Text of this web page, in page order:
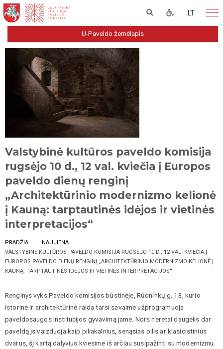
LT
U-Paveldo žemėlapis
Valstybinė kultūros paveldo komisija
rugsėjo 10 d., 12 val. kviečia į Europos
paveldo dienų renginį
„Architektūrinio modernizmo kelionė
į Kauną: tarptautinės idėjos ir vietinės
interpretacijos“
PRADŽIA
NAUJIENA
VALSTYBINĖ KULTŪROS PAVELDO KOMISIJA RUGSĖJO 10 D., 12 VAL. KVIEČIA Į
EUROPOS PAVELDO DIENŲ RENGINĮ „ARCHITEKTŪRINIO MODERNIZMO KELIONĖ Į
KAUNĄ: TARPTAUTINĖS IDĖJOS IR VIETINĖS INTERPRETACIJOS“
Renginys vyks Paveldo komisijos būstinėje, Rūdninkų g. 13, kurio
istorinė ir architektūrinė raida tarsi savaime užprogramuoja
paveldosaugos institucijos gyvavimą jame. Nors neretai daugelis dar
paveldą įsivaizduoja kaip piliakalnius, senąsias pilis ar klasicistinius
dvarus, šį kartą dalyvius kviesime iš arčiau susipažinti su modernizmu.